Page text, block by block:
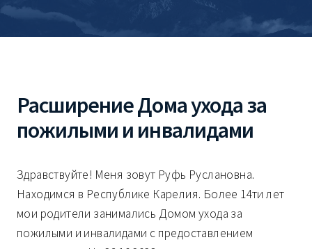
Расширение Дома ухода за
пожилыми и инвалидами
Здравствуйте! Меня зовут Руфь Руслановна.
Находимся в Республике Карелия. Более 14ти лет
мои родители занимались Домом ухода за
пожилыми и инвалидами с предоставлением